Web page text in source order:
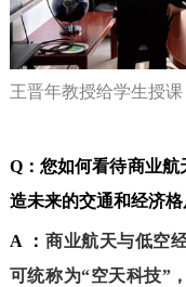
王晋年教授给学生授
Q：您如何看待商业航
造未来的交通和经济格
A ： 商业航天与低空
可统称为“空天科技”